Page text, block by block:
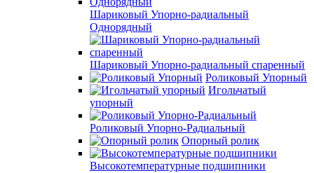
Шариковый Упорно-радиальный
Однорядный
Шариковый Упорно-радиальный спаренный
Роликовый Упорный
Игольчатый
упорный
Роликовый Упорно-Радиальный
Опорный ролик
Высокотемпературные подшипники